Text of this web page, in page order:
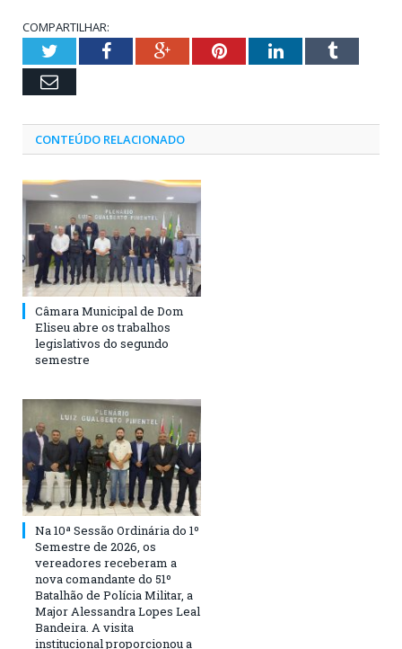
COMPARTILHAR:
TwitterFacebookGoogle+PinterestLinkedInTumblr
Email
CONTEÚDO RELACIONADO
Câmara Municipal de Dom
Eliseu abre os trabalhos
legislativos do segundo
semestre
Na 10ª Sessão Ordinária do 1º
Semestre de 2026, os
vereadores receberam a
nova comandante do 51º
Batalhão de Polícia Militar, a
Major Alessandra Lopes Leal
Bandeira. A visita
institucional proporcionou a